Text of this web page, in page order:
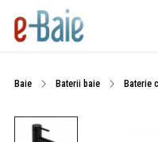
Baie Baterii baie Baterie